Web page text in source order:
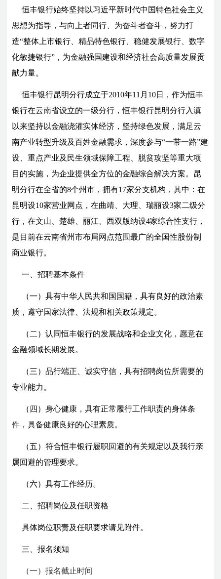
恒丰银行始终坚持以习近平新时代中国特色社会主义
思想为指导，与向上者同行、为奋斗者奋斗，努力打
造“整体上市银行、精品特色银行、稳健发展银行、数字
化敏捷银行”，为金融强国建设和经济社会高质量发展贡
献力量。
恒丰银行昆明分行成立于2010年11月10日，作为恒丰
银行在云南省设立的一级分行，恒丰银行昆明分行入滇
以来坚持以金融浇灌实体经济，坚持绿色发展，满足云
南产业转型升级及百姓金融需求，深度参与“一带一路”建
设、重点产业及民生领域保障工程、脱贫攻坚等重大项
目的实施，为企业提供全方位的金融综合解决方案。昆
明分行在全省的8个州市，拥有17家分支机构，其中：在
昆明设10家营业网点，在曲靖、大理、瑞丽设3家二级分
行，在文山、楚雄、丽江、西双版纳设4家综合性支行，
是目前在云南省州市布局网点范围最广的全国性股份制
商业银行。
一、招聘基本条件
（一）具有中华人民共和国国籍，具有良好的政治素
质，遵守国家法律、法规和相关政策规定。
（二）认同恒丰银行的发展战略和企业文化，愿意在
金融领域长期发展。
（三）品行端正、诚实守信，具有招聘岗位所需要的
专业能力。
（四）身心健康，具有正常履行工作职责的身体条
件，具备健康良好的心理素质。
（五）符合恒丰银行履职回避的有关规定以及我行亲
属回避的管理要求。
（六）具有工作经历。
二、招聘岗位及任职资格
具体岗位职责及任职要求请见附件。
三、报名须知
（一）报名截止时间